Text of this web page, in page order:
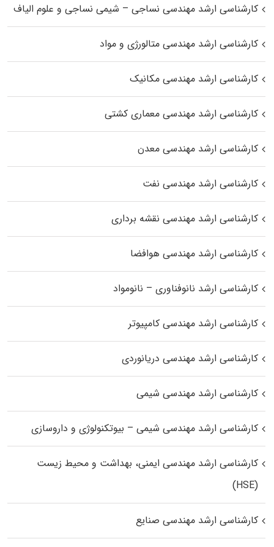
کارشناسی ارشد مهندسی نساجی – شیمی نساجی و علوم الیاف
کارشناسی ارشد مهندسی متالورژی و مواد
کارشناسی ارشد مهندسی مکانیک
کارشناسی ارشد مهندسی معماری کشتی
کارشناسی ارشد مهندسی معدن
کارشناسی ارشد مهندسی نفت
کارشناسی ارشد مهندسی نقشه برداری
کارشناسی ارشد مهندسی هوافضا
کارشناسی ارشد نانوفناوری – نانومواد
کارشناسی ارشد مهندسی کامپیوتر
کارشناسی ارشد مهندسی دریانوردی
کارشناسی ارشد مهندسی شیمی
کارشناسی ارشد مهندسی شیمی – بیوتکنولوژی و داروسازی
کارشناسی ارشد مهندسی ایمنی، بهداشت و محیط زیست
(HSE)
کارشناسی ارشد مهندسی صنایع